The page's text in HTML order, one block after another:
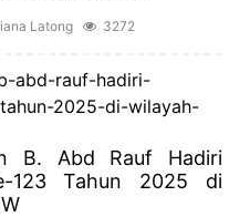
Latong 3272
B. Abd Rauf Hadiri
123 Tahun 2025 di